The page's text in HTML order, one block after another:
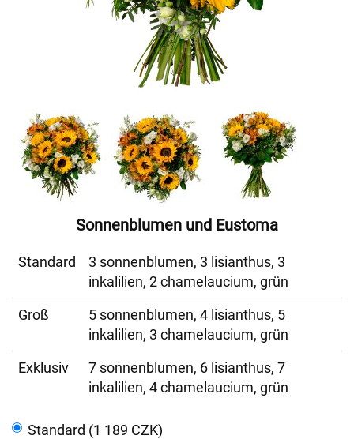
Sonnenblumen und Eustoma
Standard
3 sonnenblumen, 3 lisianthus, 3
inkalilien, 2 chamelaucium, grün
Groß
5 sonnenblumen, 4 lisianthus, 5
inkalilien, 3 chamelaucium, grün
Exklusiv
7 sonnenblumen, 6 lisianthus, 7
inkalilien, 4 chamelaucium, grün
Standard (1 189 CZK)